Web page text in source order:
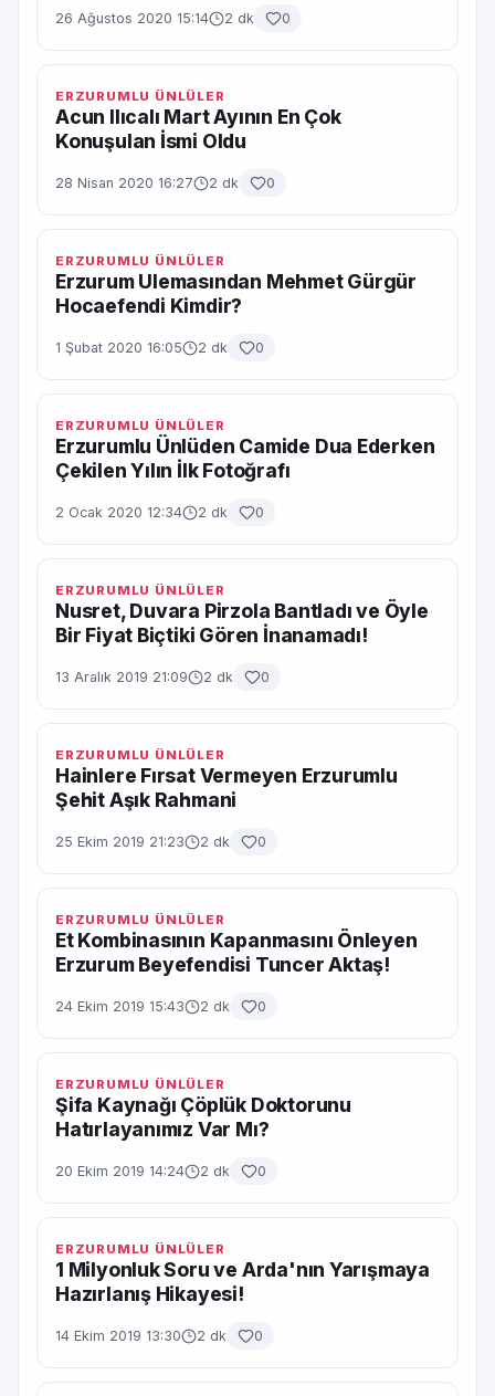
26 Ağustos 2020 15:14 2 dk 0
ERZURUMLU ÜNLÜLER
Acun Ilıcalı Mart Ayının En Çok
Konuşulan İsmi Oldu
28 Nisan 2020 16:27 2 dk 0
ERZURUMLU ÜNLÜLER
Erzurum Ulemasından Mehmet Gürgür
Hocaefendi Kimdir?
1 Şubat 2020 16:05 2 dk 0
ERZURUMLU ÜNLÜLER
Erzurumlu Ünlüden Camide Dua Ederken
Çekilen Yılın İlk Fotoğrafı
2 Ocak 2020 12:34 2 dk 0
ERZURUMLU ÜNLÜLER
Nusret, Duvara Pirzola Bantladı ve Öyle
Bir Fiyat Biçtiki Gören İnanamadı!
13 Aralık 2019 21:09 2 dk 0
ERZURUMLU ÜNLÜLER
Hainlere Fırsat Vermeyen Erzurumlu
Şehit Aşık Rahmani
25 Ekim 2019 21:23 2 dk 0
ERZURUMLU ÜNLÜLER
Et Kombinasının Kapanmasını Önleyen
Erzurum Beyefendisi Tuncer Aktaş!
24 Ekim 2019 15:43 2 dk 0
ERZURUMLU ÜNLÜLER
Şifa Kaynağı Çöplük Doktorunu
Hatırlayanımız Var Mı?
20 Ekim 2019 14:24 2 dk 0
ERZURUMLU ÜNLÜLER
1 Milyonluk Soru ve Arda'nın Yarışmaya
Hazırlanış Hikayesi!
14 Ekim 2019 13:30 2 dk 0